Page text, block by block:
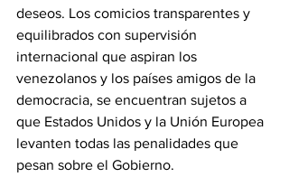
deseos. Los comicios transparentes y
equilibrados con supervisión
internacional que aspiran los
venezolanos y los países amigos de la
democracia, se encuentran sujetos a
que Estados Unidos y la Unión Europea
levanten todas las penalidades que
pesan sobre el Gobierno.